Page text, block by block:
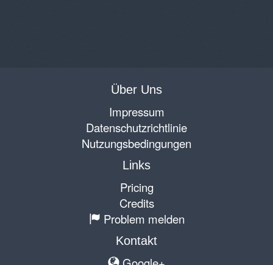
Über Uns
Impressum
Datenschutzrichtlinie
Nutzungsbedingungen
Links
Pricing
Credits
Problem melden
Kontakt